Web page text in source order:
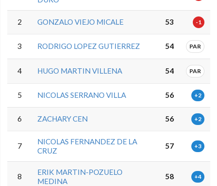
2 GONZALO VIEJO MICALE 53 -1
3 RODRIGO LOPEZ GUTIERREZ 54 PAR
4 HUGO MARTIN VILLENA 54 PAR
5 NICOLAS SERRANO VILLA 56 +2
6 ZACHARY CEN 56 +2
7
NICOLAS FERNANDEZ DE LA
CRUZ
57 +3
8
ERIK MARTIN-POZUELO
MEDINA
58 +4